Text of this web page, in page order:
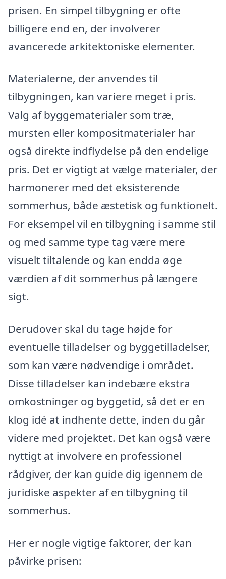
prisen. En simpel tilbygning er ofte
billigere end en, der involverer
avancerede arkitektoniske elementer.
Materialerne, der anvendes til
tilbygningen, kan variere meget i pris.
Valg af byggematerialer som træ,
mursten eller kompositmaterialer har
også direkte indflydelse på den endelige
pris. Det er vigtigt at vælge materialer, der
harmonerer med det eksisterende
sommerhus, både æstetisk og funktionelt.
For eksempel vil en tilbygning i samme stil
og med samme type tag være mere
visuelt tiltalende og kan endda øge
værdien af dit sommerhus på længere
sigt.
Derudover skal du tage højde for
eventuelle tilladelser og byggetilladelser,
som kan være nødvendige i området.
Disse tilladelser kan indebære ekstra
omkostninger og byggetid, så det er en
klog idé at indhente dette, inden du går
videre med projektet. Det kan også være
nyttigt at involvere en professionel
rådgiver, der kan guide dig igennem de
juridiske aspekter af en tilbygning til
sommerhus.
Her er nogle vigtige faktorer, der kan
påvirke prisen: